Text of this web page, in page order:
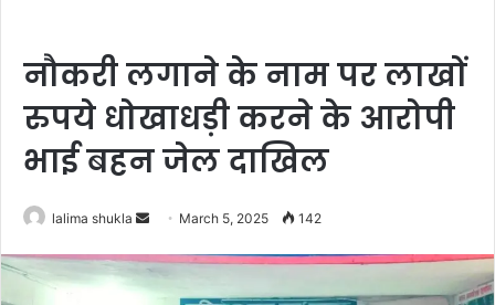
नौकरी लगाने के नाम पर लाखों
रुपये धोखाधड़ी करने के आरोपी
भाई बहन जेल दाखिल
lalima shukla
Send
email
March 5, 2025 142